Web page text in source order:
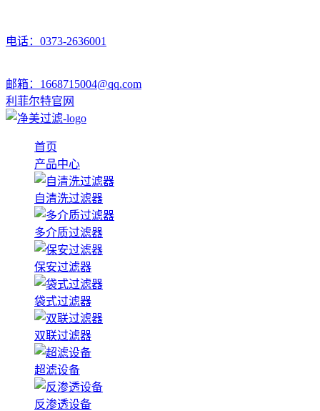
电话：0373-2636001
邮箱：1668715004@qq.com
利菲尔特官网
首页
产品中心
自清洗过滤器
多介质过滤器
保安过滤器
袋式过滤器
双联过滤器
超滤设备
反渗透设备